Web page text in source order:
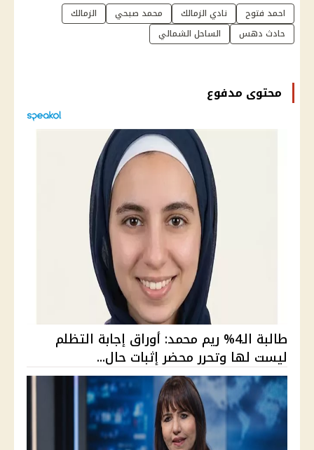
احمد فتوح نادي الزمالك محمد صبحي
الزمالك
حادث دهس
الساحل الشمالي
محتوى مدفوع
طالبة الـ4% ريم محمد: أوراق إجابة التظلم
ليست لها وتحرر محضر إثبات حال...